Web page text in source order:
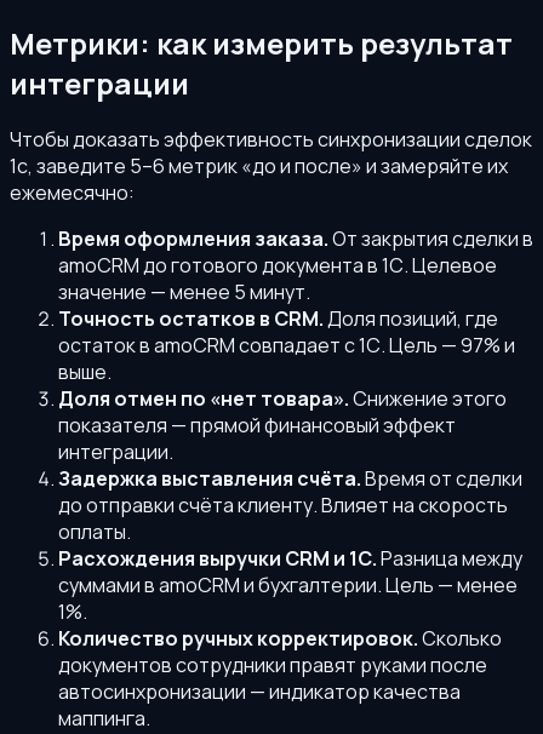
Метрики: как измерить результат
интеграции
Чтобы доказать эффективность синхронизации сделок
1с, заведите 5–6 метрик «до и после» и замеряйте их
ежемесячно:
Время оформления заказа.От закрытия сделки в
amoCRM до готового документа в 1С. Целевое
значение — менее 5 минут.
Точность остатков в CRM.Доля позиций, где
остаток в amoCRM совпадает с 1С. Цель — 97% и
выше.
Доля отмен по «нет товара».Снижение этого
показателя — прямой финансовый эффект
интеграции.
Задержка выставления счёта.Время от сделки
до отправки счёта клиенту. Влияет на скорость
оплаты.
Расхождения выручки CRM и 1С.Разница между
суммами в amoCRM и бухгалтерии. Цель — менее
1%.
Количество ручных корректировок.Сколько
документов сотрудники правят руками после
автосинхронизации — индикатор качества
маппинга.